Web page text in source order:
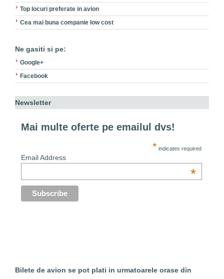
Top locuri preferate in avion
Cea mai buna companie low cost
Ne gasiti si pe:
Google+
Facebook
Newsletter
Mai multe oferte pe emailul dvs!
* indicates required
Email Address
*
Bilete de avion se pot plati in urmatoarele orase din